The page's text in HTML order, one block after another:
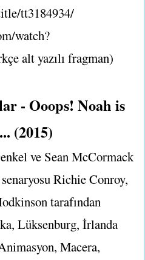
tt3184934/
watch?
alt yazılı fragman)
- Ooops! Noah is
(2015)
ve Sean McCormack
Richie Conroy,
tarafından
Lüksenburg, İrlanda
Macera,